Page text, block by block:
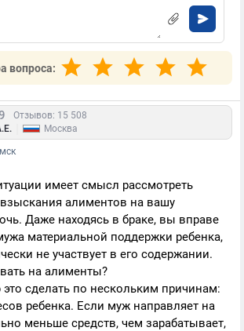
вопроса:
Отзывов: 15 508
Москва
имеет смысл рассмотреть
алиментов на вашу
Даже находясь в браке, вы вправе
материальной поддержки ребенка,
не участвует в его содержании.
на алименты?
сделать по нескольким причинам:
ребенка. Если муж направляет на
меньше средств, чем зарабатывает,